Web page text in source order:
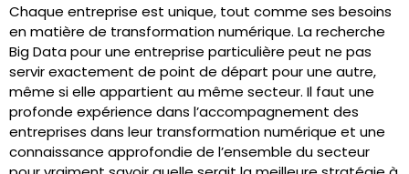
Chaque entreprise est unique, tout comme ses besoins
en matière de transformation numérique. La recherche
Big Data pour une entreprise particulière peut ne pas
servir exactement de point de départ pour une autre,
même si elle appartient au même secteur. Il faut une
profonde expérience dans l’accompagnement des
entreprises dans leur transformation numérique et une
connaissance approfondie de l’ensemble du secteur